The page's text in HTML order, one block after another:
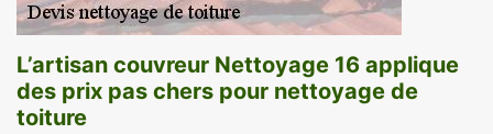
L’artisan couvreur Nettoyage 16 applique
des prix pas chers pour nettoyage de
toiture